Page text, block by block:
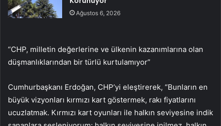
Ağustos 6, 2026
“CHP, milletin değerlerine ve ülkenin kazanımlarına olan
düşmanlıklarından bir türlü kurtulamıyor”
Cumhurbaşkanı Erdoğan, CHP’yi eleştirerek, “Bunların en
büyük vizyonları kırmızı kart göstermek, rakı fiyatlarını
ucuzlatmak. Kırmızı kart oyunları ile halkın seviyesine indik